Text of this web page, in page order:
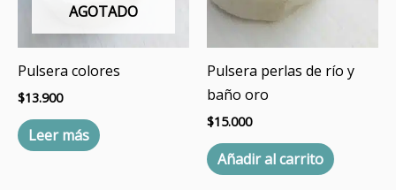
AGOTADO
Pulsera colores
$13.900
Leer más
Pulsera perlas de río y
baño oro
$15.000
Añadir al carrito